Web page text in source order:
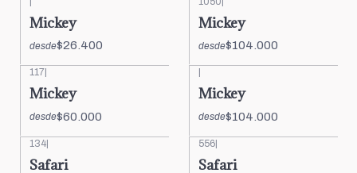
Mickey
desde$26.400
Mickey
desde$104.000
117
Mickey
desde$60.000
Mickey
desde$104.000
134|
Safari
556|
Safari